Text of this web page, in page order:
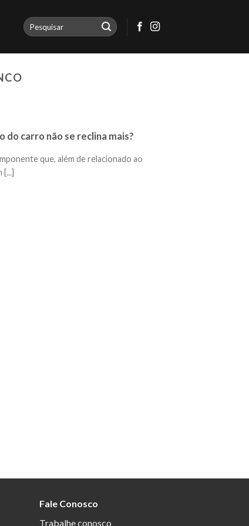
do carro não se reclina mais?
que, além de relacionado ao
Fale Conosco
Trabalhe conosco